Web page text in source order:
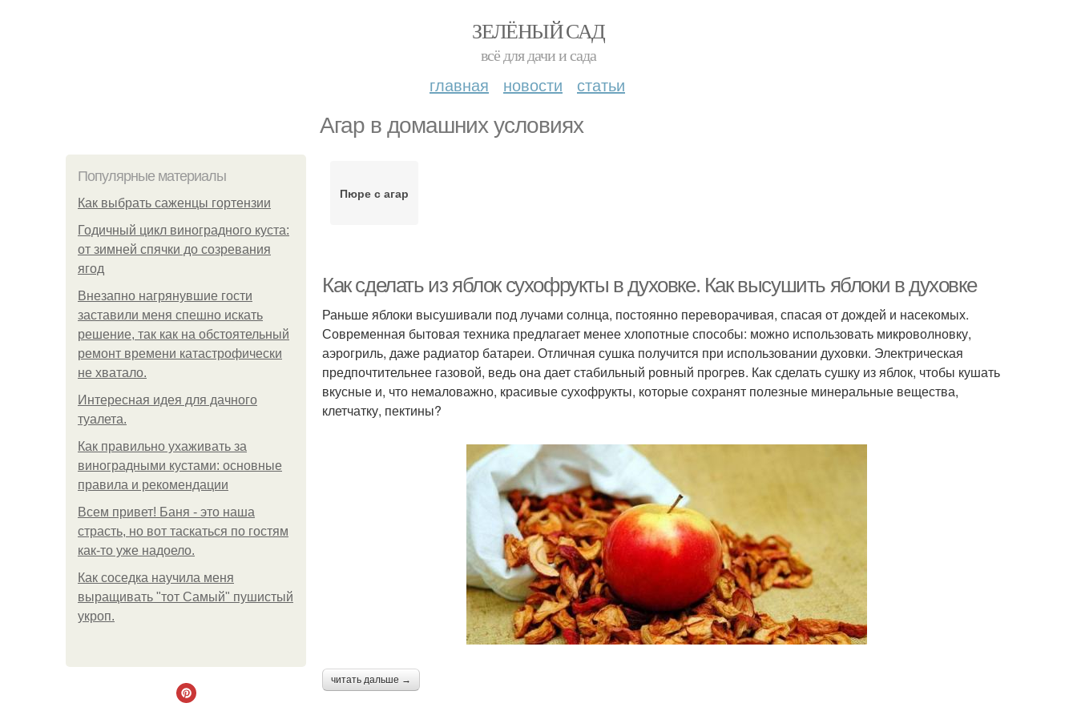
ЗЕЛЁНЫЙ САД
всё для дачи и сада
главная новости статьи
Агар в домашних условиях
Популярные материалы
Как выбрать саженцы гортензии
Годичный цикл виноградного куста:
от зимней спячки до созревания
ягод
Внезапно нагрянувшие гости
заставили меня спешно искать
решение, так как на обстоятельный
ремонт времени катастрофически
не хватало.
Интересная идея для дачного
туалета.
Как правильно ухаживать за
виноградными кустами: основные
правила и рекомендации
Всем привет! Баня - это наша
страсть, но вот таскаться по гостям
как-то уже надоело.
Как соседка научила меня
выращивать "тот Самый" пушистый
укроп.
Пюре с агар
Как сделать из яблок сухофрукты в духовке. Как высушить яблоки в духовке
Раньше яблоки высушивали под лучами солнца, постоянно переворачивая, спасая от дождей и насекомых.
Современная бытовая техника предлагает менее хлопотные способы: можно использовать микроволновку,
аэрогриль, даже радиатор батареи. Отличная сушка получится при использовании духовки. Электрическая
предпочтительнее газовой, ведь она дает стабильный ровный прогрев. Как сделать сушку из яблок, чтобы кушать
вкусные и, что немаловажно, красивые сухофрукты, которые сохранят полезные минеральные вещества,
клетчатку, пектины?
читать дальше →